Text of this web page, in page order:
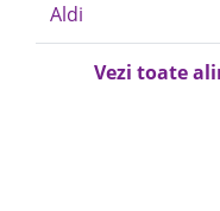
Aldi
Vezi toate